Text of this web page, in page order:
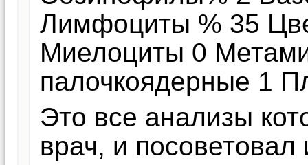
Лимфоциты % 35
Миелоциты 0
палочкоядерные 1
Это все анализы
врач, и посоветовал